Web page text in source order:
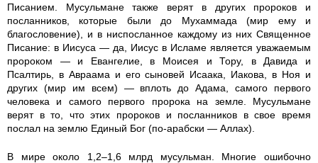
Писанием. Мусульмане также верят в других пророков и
посланников, которые были до Мухаммада (мир ему и
благословение), и в ниспосланное каждому из них Священное
Писание: в Иисуса — да, Иисус в Исламе является уважаемым
пророком — и Евангелие, в Моисея и Тору, в Давида и
Псалтирь, в Авраама и его сыновей Исаака, Иакова, в Ноя и
других (мир им всем) — вплоть до Адама, самого первого
человека и самого первого пророка на земле. Мусульмане
верят в то, что этих пророков и посланников в свое время
послал на землю Единый Бог (по-арабски — Аллах).
В мире около 1,2–1,6 млрд мусульман. Многие ошибочно